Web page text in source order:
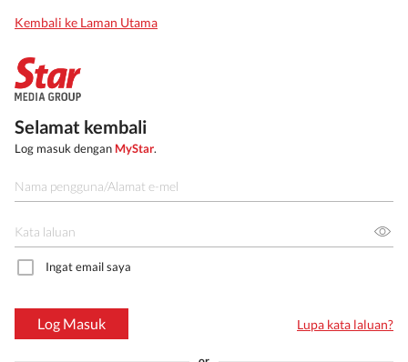
Kembali ke Laman Utama
Selamat kembali
Log masuk dengan MyStar.
Ingat email saya
Log Masuk Lupa kata laluan?